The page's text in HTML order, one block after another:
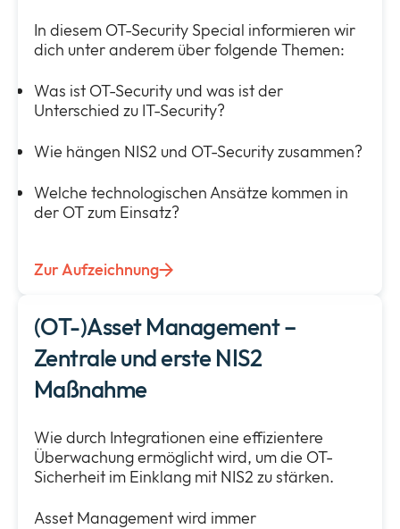
In diesem OT-Security Special informieren wir
dich unter anderem über folgende Themen:
Was ist OT-Security und was ist der
Unterschied zu IT-Security?
Wie hängen NIS2 und OT-Security zusammen?
Welche technologischen Ansätze kommen in
der OT zum Einsatz?
Zur Aufzeichnung
(OT-)Asset Management –
Zentrale und erste NIS2
Maßnahme
Wie durch Integrationen eine effizientere
Überwachung ermöglicht wird, um die OT-
Sicherheit im Einklang mit NIS2 zu stärken.
Asset Management wird immer